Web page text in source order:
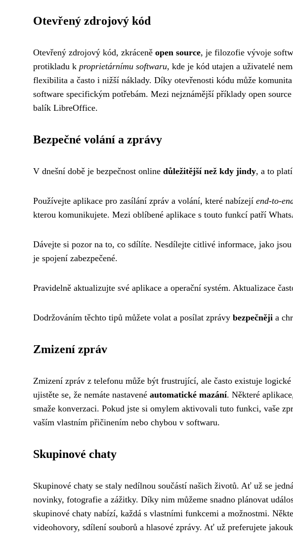
Otevřený zdrojový kód
Otevřený zdrojový kód, zkráceně open source, je filozofie vývoje
protikladu k proprietárnímu softwaru, kde je kód utajen a uživatelé
flexibilita a často i nižší náklady. Díky otevřenosti kódu může
software specifickým potřebám. Mezi nejznámější příklady open
balík LibreOffice.
Bezpečné volání a zprávy
V dnešní době je bezpečnost online důležitější než kdy jindy, a to
Používejte aplikace pro zasílání zpráv a volání, které nabízejí end-to-
kterou komunikujete. Mezi oblíbené aplikace s touto funkcí patří
Dávejte si pozor na to, co sdílíte. Nesdílejte citlivé informace, jako
je spojení zabezpečené.
Pravidelně aktualizujte své aplikace a operační systém. Aktualizace
Dodržováním těchto tipů můžete volat a posílat zprávy bezpečněji a
Zmizení zpráv
Zmizení zpráv z telefonu může být frustrující, ale často existuje
ujistěte se, že nemáte nastavené automatické mazání. Některé
smaže konverzaci. Pokud jste si omylem aktivovali tuto funkci, vaše
vaším vlastním přičinením nebo chybou v softwaru.
Skupinové chaty
Skupinové chaty se staly nedílnou součástí našich životů. Ať už se
novinky, fotografie a zážitky. Díky nim můžeme snadno plánovat
skupinové chaty nabízí, každá s vlastními funkcemi a možnostmi.
videohovory, sdílení souborů a hlasové zprávy. Ať už preferujete